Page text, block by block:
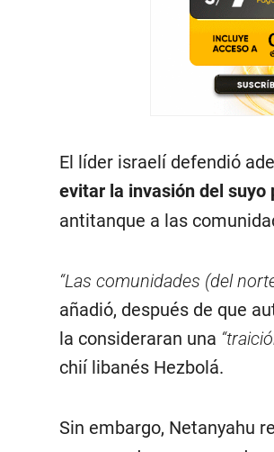
El líder israelí defendió
evitar la invasión del suyo
antitanque a las
“Las comunidades (del
añadió, después de que
la consideraran una
chií libanés Hezbolá.
Sin embargo, Netanyahu